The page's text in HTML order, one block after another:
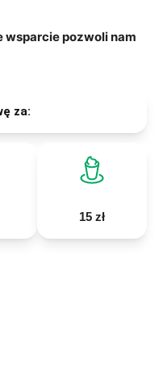
wsparcie pozwoli nam
za:
15 zł